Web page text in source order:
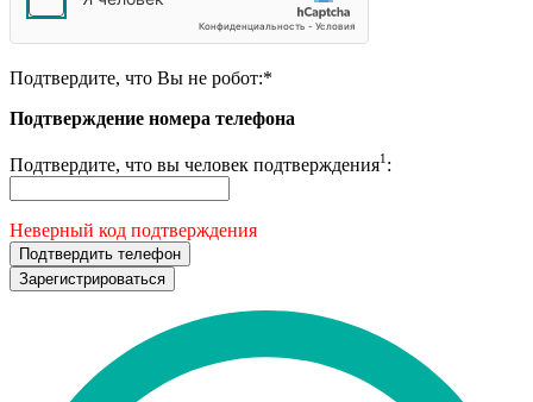
Подтвердите, что Вы не робот:*
Подтверждение номера телефона
Подтвердите, что вы человек подтверждения1 :
Неверный код подтверждения
Подтвердить телефон
Зарегистрироваться